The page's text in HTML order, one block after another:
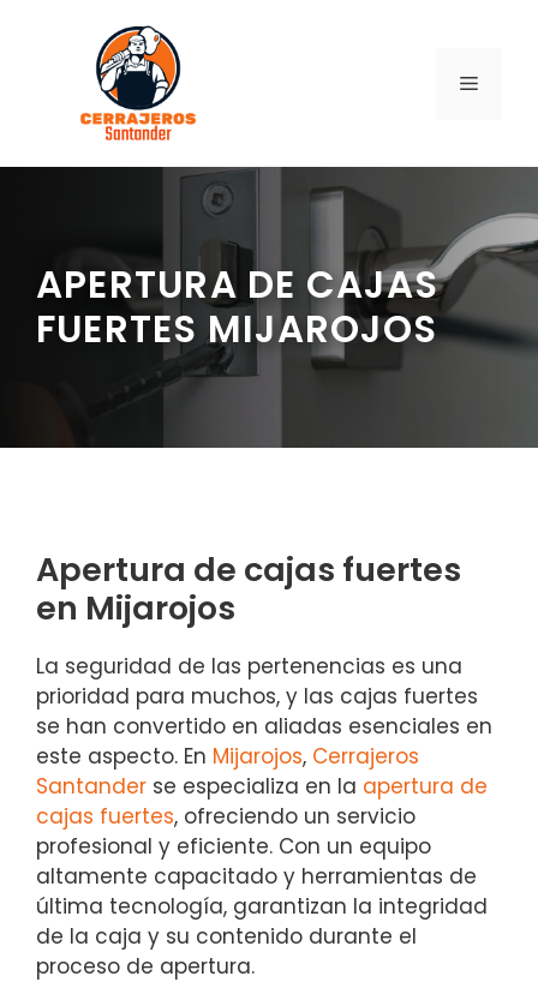
contenido
MENÚ
APERTURA DE CAJAS
FUERTES MIJAROJOS
Apertura de cajas fuertes
en Mijarojos
La seguridad de las pertenencias es una
prioridad para muchos, y las cajas fuertes
se han convertido en aliadas esenciales en
este aspecto. En Mijarojos, Cerrajeros
Santander se especializa en la apertura de
cajas fuertes, ofreciendo un servicio
profesional y eficiente. Con un equipo
altamente capacitado y herramientas de
última tecnología, garantizan la integridad
de la caja y su contenido durante el
proceso de apertura.